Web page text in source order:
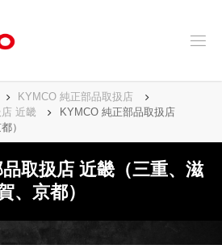
KYMCO 純正部品取扱店
近畿
KYMCO 純正部品取扱店
）
取扱店 近畿（三重、滋
、京都）